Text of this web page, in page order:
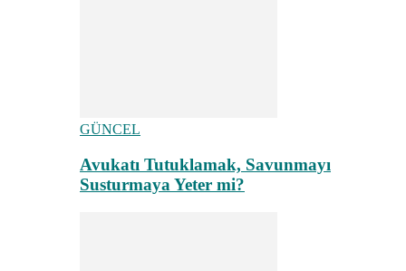
GÜNCEL
Avukatı Tutuklamak, Savunmayı
Susturmaya Yeter mi?